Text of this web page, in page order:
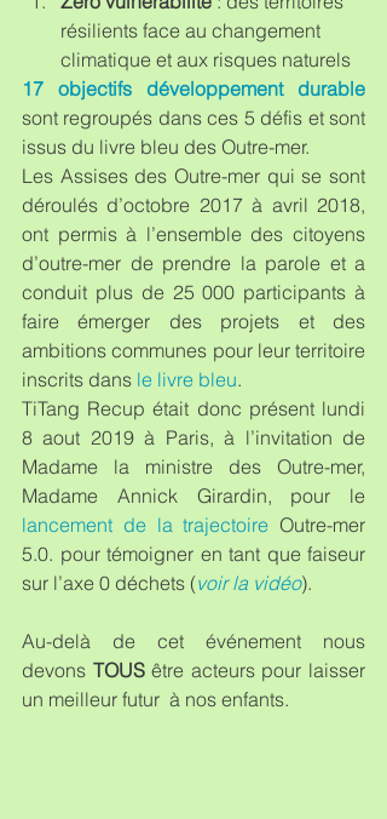
résilients face au changement
climatique et aux risques naturels
17 objectifs développement durable
sont regroupés dans ces 5 défis et sont
issus du livre bleu des Outre-mer.
Les Assises des Outre-mer qui se sont
déroulés d’octobre 2017 à avril 2018,
ont permis à l’ensemble des citoyens
d’outre-mer de prendre la parole et a
conduit plus de 25 000 participants à
faire émerger des projets et des
ambitions communes pour leur territoire
inscrits dans le livre bleu.
TiTang Recup était donc présent lundi
8 aout 2019 à Paris, à l’invitation de
Madame la ministre des Outre-mer,
lancement de la trajectoire Outre-mer
5.0. pour témoigner en tant que faiseur
sur l’axe 0 déchets (voir la vidéo).
Au-delà de cet événement nous
devons TOUS être acteurs pour laisser
un meilleur futur  à nos enfants.